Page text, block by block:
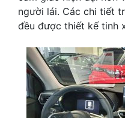
người lái. Các chi tiết
đều được thiết kế tinh